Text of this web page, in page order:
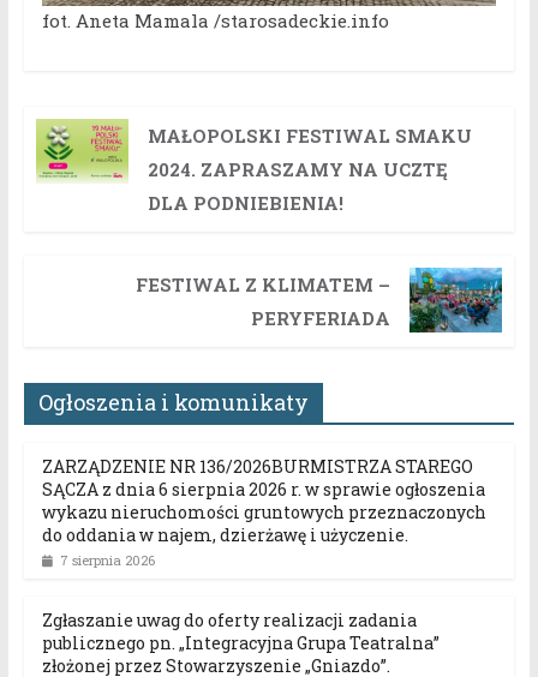
fot. Aneta Mamala /starosadeckie.info
MAŁOPOLSKI FESTIWAL SMAKU
2024. ZAPRASZAMY NA UCZTĘ
DLA PODNIEBIENIA!
FESTIWAL Z KLIMATEM –
PERYFERIADA
Ogłoszenia i komunikaty
ZARZĄDZENIE NR 136/2026BURMISTRZA STAREGO
SĄCZA z dnia 6 sierpnia 2026 r. w sprawie ogłoszenia
wykazu nieruchomości gruntowych przeznaczonych
do oddania w najem, dzierżawę i użyczenie.
7 sierpnia 2026
Zgłaszanie uwag do oferty realizacji zadania
publicznego pn. „Integracyjna Grupa Teatralna”
złożonej przez Stowarzyszenie „Gniazdo”.